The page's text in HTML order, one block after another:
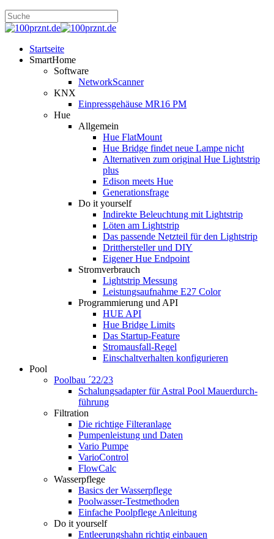
Startseite
SmartHome
Software
NetworkScanner
KNX
Einpressgehäuse MR16 PM
Hue
Allgemein
Hue FlatMount
Hue Bridge findet neue Lampe nicht
Alternativen zum original Hue Lightstrip
plus
Edison meets Hue
Generationsfrage
Do it yourself
Indirekte Beleuchtung mit Lightstrip
Löten am Lightstrip
Das passende Netzteil für den Lightstrip
Dritthersteller und DIY
Eigener Hue Endpoint
Stromverbrauch
Lightstrip Messung
Leistungsaufnahme E27 Color
Programmierung und API
HUE API
Hue Bridge Limits
Das Startup-Feature
Stromausfall-Regel
Einschaltverhalten konfigurieren
Pool
Poolbau ´22/23
Schalungs­adapter für Astral Pool Mauer­durch­
führung
Filtration
Die richtige Filter­anlage
Pumpenleistung und Daten
Vario Pumpe
Vario­Control
FlowCalc
Wasserpflege
Basics der Wasserpflege
Poolwasser-Testmethoden
Einfache Poolpflege Anleitung
Do it yourself
Ent­leerungs­hahn richtig einbauen